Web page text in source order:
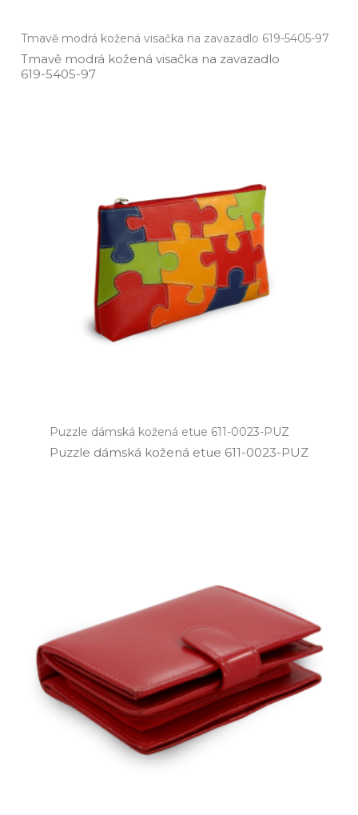
Tmavě modrá kožená visačka na zavazadlo 619-5405-97
Tmavě modrá kožená visačka na zavazadlo
619­-5405­-97
Puzzle dámská kožená etue 611-0023-PUZ
Puzzle dámská kožená etue 611­-0023­-PUZ